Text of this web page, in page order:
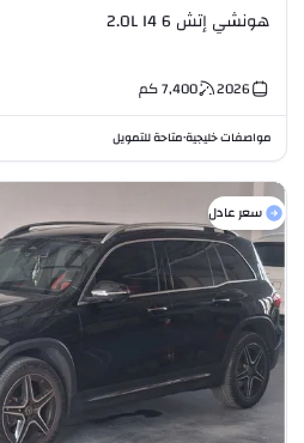
هونشي إتش 6 2.0L I4
2026
7,400كم
مواصفات خليجية•متاحة للتمويل
سعر عادل